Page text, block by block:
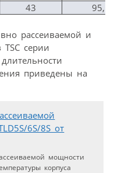
43 95,1
рассеиваемой и
серии
приведены на
мощности
корпуса